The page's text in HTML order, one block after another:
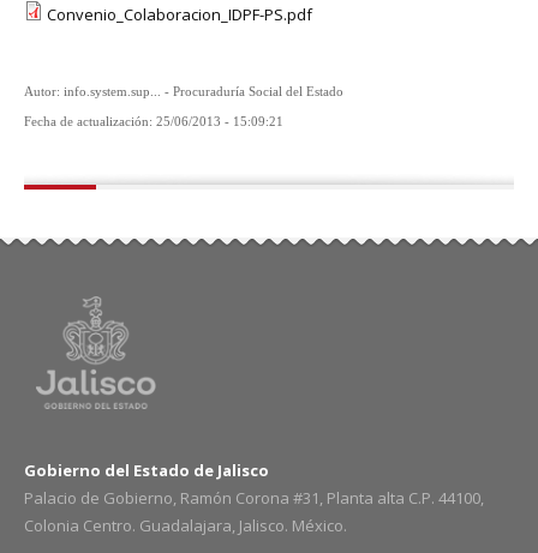
Convenio_Colaboracion_IDPF-PS.pdf
Autor: info.system.sup... - Procuraduría Social del Estado
Fecha de actualización: 25/06/2013 - 15:09:21
Gobierno del Estado de Jalisco
Palacio de Gobierno, Ramón Corona #31, Planta alta C.P. 44100,
Colonia Centro. Guadalajara, Jalisco. México.